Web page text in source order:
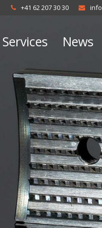
+41 62 207 30 30
Services News